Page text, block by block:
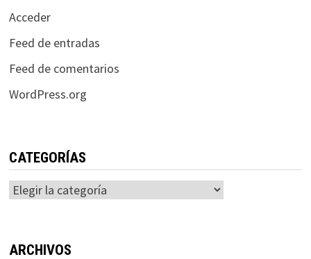
Acceder
Feed de entradas
Feed de comentarios
WordPress.org
CATEGORÍAS
Categorías
ARCHIVOS